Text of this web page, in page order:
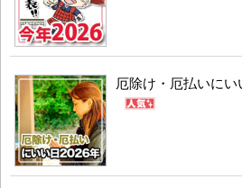
厄除け・厄払いにい